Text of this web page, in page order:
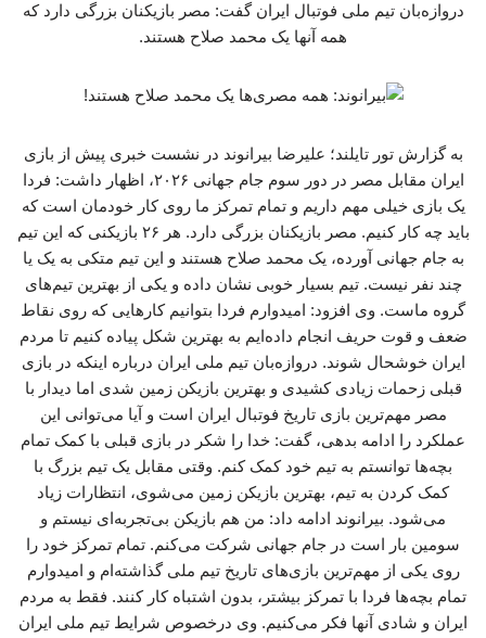
دروازه‌بان تیم ملی فوتبال ایران گفت: مصر بازیکنان بزرگی دارد که
همه آنها یک محمد صلاح هستند.
به گزارش تور تایلند؛ علیرضا بیرانوند در نشست خبری پیش از بازی
ایران مقابل مصر در دور سوم جام جهانی ۲۰۲۶، اظهار داشت: فردا
یک بازی خیلی مهم داریم و تمام تمرکز ما روی کار خودمان است که
باید چه کار کنیم. مصر بازیکنان بزرگی دارد. هر ۲۶ بازیکنی که این تیم
به جام جهانی آورده، یک محمد صلاح هستند و این تیم متکی به یک یا
چند نفر نیست. تیم بسیار خوبی نشان داده و یکی از بهترین تیم‌های
گروه ماست‌. وی افزود: امیدوارم فردا بتوانیم کارهایی که روی نقاط
ضعف و قوت حریف انجام داده‌ایم به بهترین شکل پیاده کنیم تا مردم
ایران خوشحال شوند. دروازه‌بان‌ تیم ملی ایران درباره اینکه در بازی
قبلی زحمات زیادی کشیدی و بهترین بازیکن زمین شدی اما دیدار با
مصر مهم‌ترین بازی تاریخ فوتبال ایران است و آیا می‌توانی این
عملکرد را ادامه بدهی، گفت: خدا را شکر در بازی قبلی با کمک تمام
بچه‌ها توانستم به تیم خود کمک کنم. وقتی مقابل یک تیم بزرگ با
کمک کردن به تیم‌، بهترین بازیکن زمین می‌شوی، انتظارات زیاد
می‌شود. بیرانوند ادامه داد: من هم بازیکن بی‌تجربه‌ای نیستم و
سومین بار است در جام جهانی شرکت می‌کنم‌. تمام تمرکز خود را
روی یکی از مهم‌ترین بازی‌های تاریخ تیم ملی گذاشته‌ام و امیدوارم
تمام بچه‌ها فردا با تمرکز بیشتر، بدون اشتباه کار کنند. فقط به مردم
ایران و شادی آنها فکر می‌کنیم. وی درخصوص شرایط تیم ملی ایران